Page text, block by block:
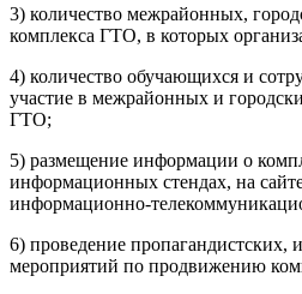
3) количество межрайонных,
комплекса ГТО, в которых
4) количество обучающихся и
участие в межрайонных и
ГТО;
5) размещение информации о
информационных стендах, на
информационно-
6) проведение
мероприятий по продвижению